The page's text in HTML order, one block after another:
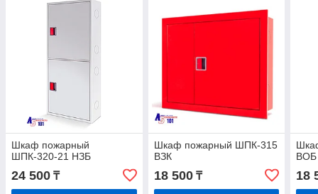
Шкаф пожарный
ШПК-320-21 НЗБ
24 500 ₸
Шкаф пожарный ШПК-315
ВЗК
18 500₸
ВОБ
18